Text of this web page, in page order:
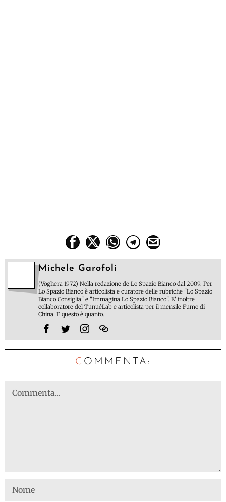
Michele Garofoli
(Voghera 1972) Nella redazione de Lo Spazio Bianco dal 2009. Per
Lo Spazio Bianco è articolista e curatore delle rubriche "Lo Spazio
Bianco Consiglia" e "Immagina Lo Spazio Bianco". E' inoltre
collaboratore del TunuéLab e articolista per il mensile Fumo di
China. E questo è quanto.
C OMMENTA: